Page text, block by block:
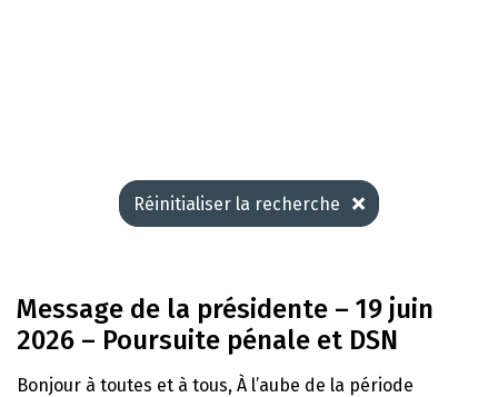
Réinitialiser la recherche
Message de la présidente – 19 juin
2026 – Poursuite pénale et DSN
Bonjour à toutes et à tous, À l’aube de la période